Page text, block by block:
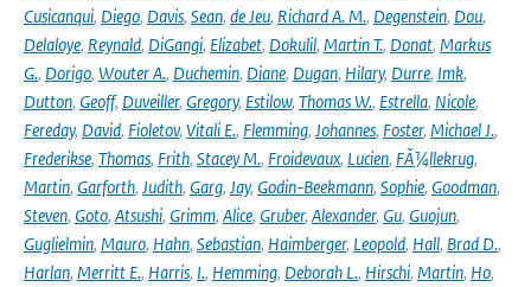
Cusicanqui, Diego, Davis, Sean, de Jeu, Richard A. M., Degenstein, Dou,
Delaloye, Reynald, DiGangi, Elizabet, Dokulil, Martin T., Donat, Markus
G., Dorigo, Wouter A., Duchemin, Diane, Dugan, Hilary, Durre, Imk,
Dutton, Geoff, Duveiller, Gregory, Estilow, Thomas W., Estrella, Nicole,
Fereday, David, Fioletov, Vitali E., Flemming, Johannes, Foster, Michael J.,
Frederikse, Thomas, Frith, Stacey M., Froidevaux, Lucien, FÃ¼llekrug,
Martin, Garforth, Judith, Garg, Jay, Godin-Beekmann, Sophie, Goodman,
Steven, Goto, Atsushi, Grimm, Alice, Gruber, Alexander, Gu, Guojun,
Guglielmin, Mauro, Hahn, Sebastian, Haimberger, Leopold, Hall, Brad D.,
Harlan, Merritt E., Harris, I., Hemming, Deborah L., Hirschi, Martin, Ho,